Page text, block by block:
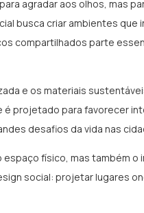
agradar aos olhos, mas
busca criar ambientes que
compartilhados parte
e os materiais
é projetado para favorecer
desafios da vida nas
físico, mas também o
social: projetar lugares